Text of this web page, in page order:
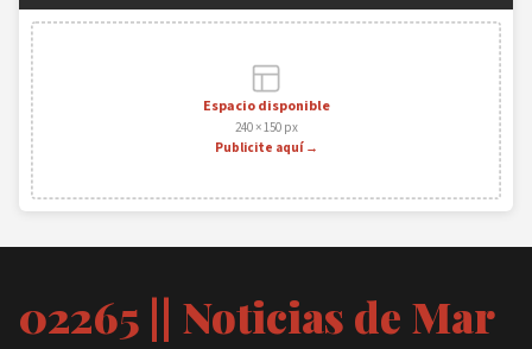
Espacio disponible
240 × 150 px
Publicite aquí →
02265 || Noticias de Mar